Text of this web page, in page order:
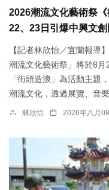
2026潮流文化藝術祭
22、23日引爆中興文
【記者林欣怡／宜蘭報導
潮流文化藝術祭」將於8
「街頭造浪」為活動主題
潮流文化，透過展覽、音樂
林欣怡 2026年八月